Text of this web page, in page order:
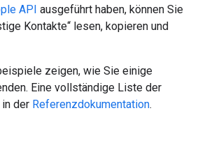
API ausgeführt haben, können Sie
Kontakte“ lesen, kopieren und
zeigen, wie Sie einige
Eine vollständige Liste der
der Referenzdokumentation.